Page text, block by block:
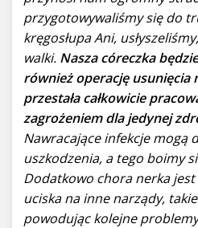
przygotowywaliśmy się do
kręgosłupa Ani,
walki. Nasza córeczka
również operację usunięcia
przestała całkowicie
zagrożeniem dla jedynej
Nawracające infekcje mogą
uszkodzenia, a tego boimy
Dodatkowo chora nerka
uciska na inne narządy,
powodując kolejne